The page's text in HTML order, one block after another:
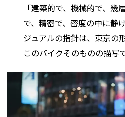
「建築的で、機械的で、幾
で、精密で、密度の中に静
ジュアルの指針は、東京の
このバイクそのものの描写